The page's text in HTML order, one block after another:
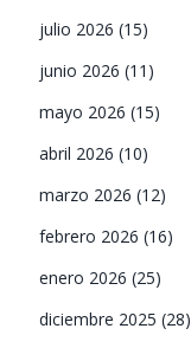
julio 2026 (15)
junio 2026 (11)
mayo 2026 (15)
abril 2026 (10)
marzo 2026 (12)
febrero 2026 (16)
enero 2026 (25)
diciembre 2025 (28)